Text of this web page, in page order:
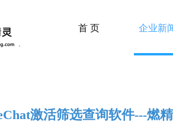
首 页 企业新
激活筛选查询软件---燃